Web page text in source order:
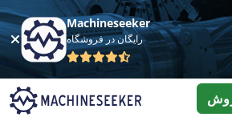
Machineseeker
رایگان در فروشگاه